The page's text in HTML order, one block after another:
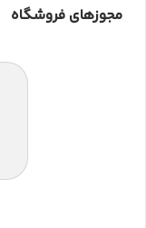
مجوزهای فروشگاه